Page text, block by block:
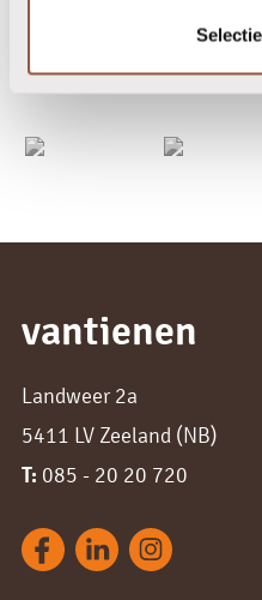
onze
vantienen
Landweer 2a
5411 LV Zeeland (NB)
T: 085 - 20 20 720